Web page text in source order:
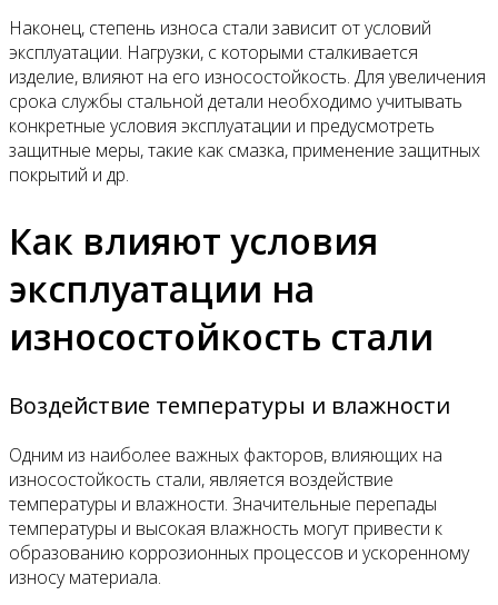
Наконец, степень износа стали зависит от условий
эксплуатации. Нагрузки, с которыми сталкивается
изделие, влияют на его износостойкость. Для увеличения
срока службы стальной детали необходимо учитывать
конкретные условия эксплуатации и предусмотреть
защитные меры, такие как смазка, применение защитных
покрытий и др.
Как влияют условия
эксплуатации на
износостойкость стали
Воздействие температуры и влажности
Одним из наиболее важных факторов, влияющих на
износостойкость стали, является воздействие
температуры и влажности. Значительные перепады
температуры и высокая влажность могут привести к
образованию коррозионных процессов и ускоренному
износу материала.